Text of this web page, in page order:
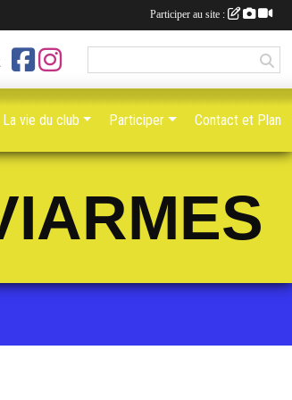
La vie du club Participer Contact et Plan
Participer au site :